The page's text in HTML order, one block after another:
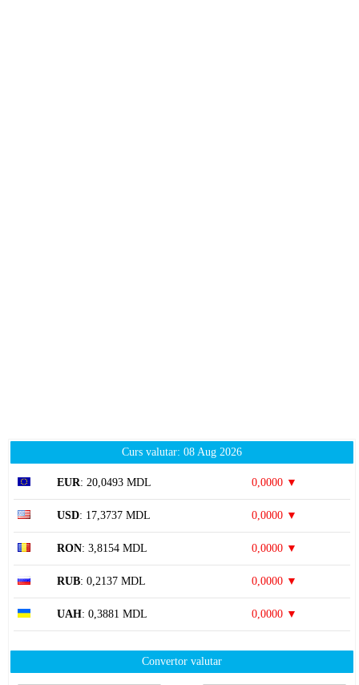
Curs valutar: 08 Aug 2026
EUR: 20,0493 MDL 0,0000 ▼
USD: 17,3737 MDL 0,0000 ▼
RON: 3,8154 MDL 0,0000 ▼
RUB: 0,2137 MDL 0,0000 ▼
UAH: 0,3881 MDL 0,0000 ▼
Convertor valutar